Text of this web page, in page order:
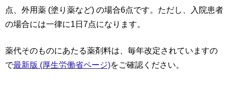
点、外用薬 (塗り薬など) の場合6点です。ただし、入院患者
の場合には一律に1日7点になります。
薬代そのものにあたる薬剤料は、毎年改定されていますの
で最新版 (厚生労働省ページ)をご確認ください。